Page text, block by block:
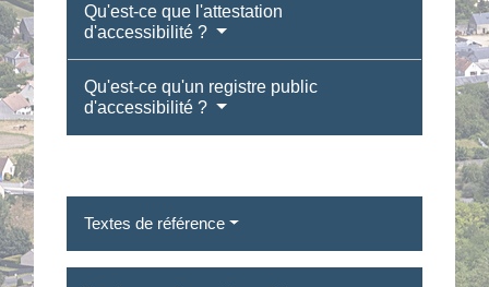
Qu'est-ce que l'attestation
d'accessibilité ?
Qu'est-ce qu'un registre public
d'accessibilité ?
Textes de référence